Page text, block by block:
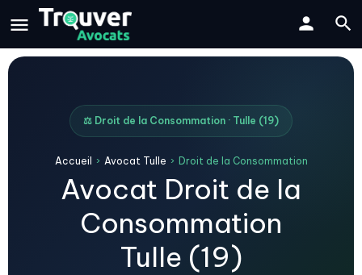
⚖️ Droit de la Consommation · Tulle (19)
Accueil › Avocat Tulle › Droit de la Consommation
Avocat Droit de la
Consommation
Tulle (19)